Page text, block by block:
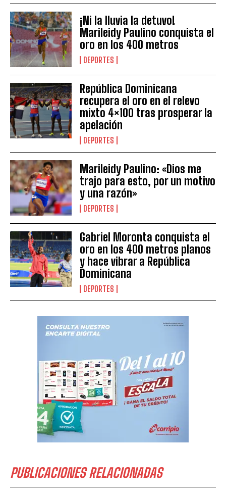
¡Ni la lluvia la detuvo!
Marileidy Paulino conquista el
oro en los 400 metros
DEPORTES
República Dominicana
recupera el oro en el relevo
mixto 4×100 tras prosperar la
apelación
DEPORTES
Marileidy Paulino: «Dios me
trajo para esto, por un motivo
y una razón»
DEPORTES
Gabriel Moronta conquista el
oro en los 400 metros planos
y hace vibrar a República
Dominicana
DEPORTES
PUBLICACIONES RELACIONADAS